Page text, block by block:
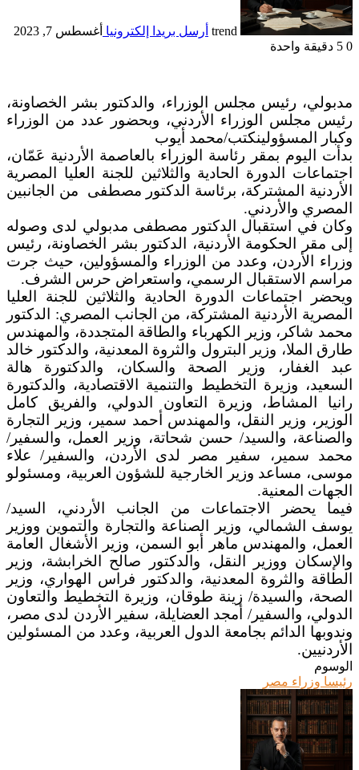
trend أرسل بريدا إلكترونيا أغسطس 7, 2023
0
دقيقة واحدة
مدبولي، رئيس مجلس الوزراء، والدكتور بشر الخصاونة،
رئيس مجلس الوزراء الأردني، وبحضور عدد من الوزراء
وكبار المسؤولينكتب/محمد أيوب
بدأت اليوم بمقر رئاسة الوزراء بالعاصمة الأردنية عَمّان،
اجتماعات الدورة الحادية والثلاثين للجنة العليا المصرية
الأردنية المشتركة، برئاسة الدكتور مصطفى من الجانبين
المصري والأردني.
وكان في استقبال الدكتور مصطفى مدبولي لدى وصوله
إلى مقر الحكومة الأردنية، الدكتور بشر الخصاونة، رئيس
وزراء الأردن، وعدد من الوزراء والمسؤولين، حيث جرت
مراسم الاستقبال الرسمي، واستعراض حرس الشرف.
ويحضر اجتماعات الدورة الحادية والثلاثين للجنة العليا
المصرية الأردنية المشتركة، من الجانب المصري: الدكتور
محمد شاكر، وزير الكهرباء والطاقة المتجددة، والمهندس
طارق الملا، وزير البترول والثروة المعدنية، والدكتور خالد
عبد الغفار، وزير الصحة والسكان، والدكتورة هالة
السعيد، وزيرة التخطيط والتنمية الاقتصادية، والدكتورة
رانيا المشاط، وزيرة التعاون الدولي، والفريق كامل
الوزير، وزير النقل، والمهندس أحمد سمير، وزير التجارة
والصناعة، والسيد/ حسن شحاتة، وزير العمل، والسفير/
محمد سمير، سفير مصر لدى الأردن، والسفير/ علاء
موسى، مساعد وزير الخارجية للشؤون العربية، ومسئولو
الجهات المعنية.
فيما يحضر الاجتماعات من الجانب الأردني، السيد/
يوسف الشمالي، وزير الصناعة والتجارة والتموين ووزير
العمل، والمهندس ماهر أبو السمن، وزير الأشغال العامة
والإسكان ووزير النقل، والدكتور صالح الخرابشة، وزير
الطاقة والثروة المعدنية، والدكتور فراس الهواري، وزير
الصحة، والسيدة/ زينة طوقان، وزيرة التخطيط والتعاون
الدولي، والسفير/ أمجد العضايلة، سفير الأردن لدى مصر،
وندوبها الدائم بجامعة الدول العربية، وعدد من المسئولين
الأردنيين.
الوسوم
رئيسا وزراء مصر